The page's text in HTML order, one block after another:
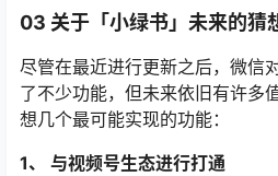
03 关于「小绿书」未来的猜
尽管在最近进行更新之后，微信
了不少功能，但未来依旧有许多
想几个最可能实现的功能：
1、 与视频号生态进行打通